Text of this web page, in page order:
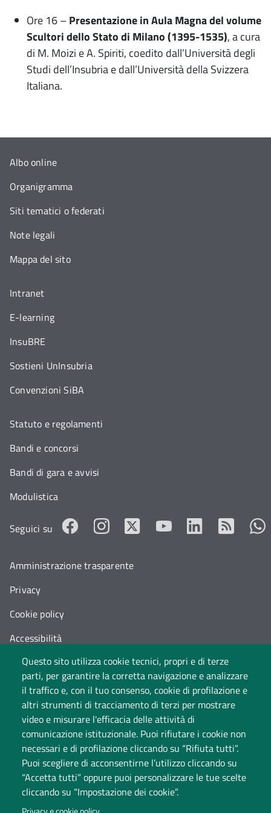
Ore 16 –Presentazione in Aula Magna del volume
Scultori dello Stato di Milano (1395-1535), a cura
di M. Moizi e A. Spiriti, coedito dall’Università degli
Studi dell’Insubria e dall’Università della Svizzera
Italiana.
Questo sito utilizza cookie tecnici, propri e di terze
parti, per garantire la corretta navigazione e analizzare
il traffico e, con il tuo consenso, cookie di profilazione e
altri strumenti di tracciamento di terzi per mostrare
video e misurare l'efficacia delle attività di
comunicazione istituzionale. Puoi rifiutare i cookie non
necessari e di profilazione cliccando su “Rifiuta tutti”.
Puoi scegliere di acconsentirne l’utilizzo cliccando su
“Accetta tutti” oppure puoi personalizzare le tue scelte
cliccando su “Impostazione dei cookie”.
Università degli Studi dell'Insubria
Albo online
Organigramma
Siti tematici o federati
Note legali
Mappa del sito
Intranet
E-learning
InsuBRE
Sostieni UnInsubria
Convenzioni SiBA
Statuto e regolamenti
Bandi e concorsi
Bandi di gara e avvisi
Modulistica
Seguici su
Amministrazione trasparente
Privacy
Cookie policy
Accessibilità
Cambia idea sui cookie
Dati di monitoraggio